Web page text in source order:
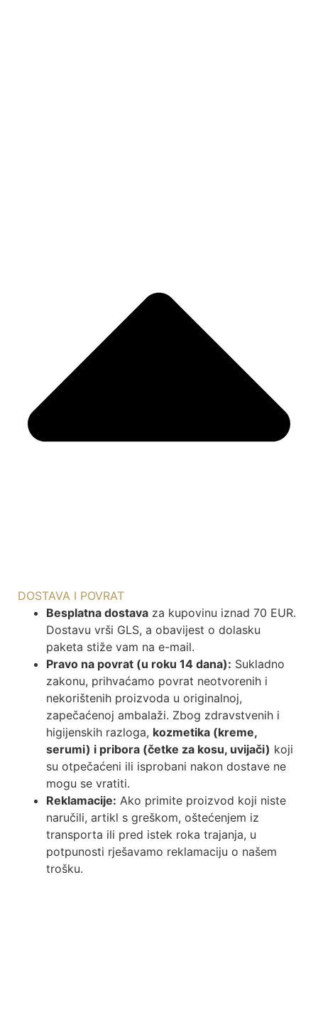
DOSTAVA I POVRAT
Besplatna dostava za kupovinu iznad 70 EUR.
Dostavu vrši GLS, a obavijest o dolasku
paketa stiže vam na e-mail.
Pravo na povrat (u roku 14 dana): Sukladno
zakonu, prihvaćamo povrat neotvorenih i
nekorištenih proizvoda u originalnoj,
zapečaćenoj ambalaži. Zbog zdravstvenih i
higijenskih razloga, kozmetika (kreme,
serumi) i pribora (četke za kosu, uvijači) koji
su otpečaćeni ili isprobani nakon dostave ne
mogu se vratiti.
Reklamacije: Ako primite proizvod koji niste
naručili, artikl s greškom, oštećenjem iz
transporta ili pred istek roka trajanja, u
potpunosti rješavamo reklamaciju o našem
trošku.